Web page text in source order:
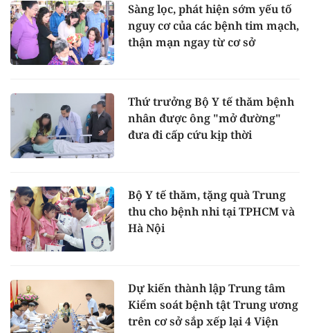
Sàng lọc, phát hiện sớm yếu tố
nguy cơ của các bệnh tim mạch,
thận mạn ngay từ cơ sở
Thứ trưởng Bộ Y tế thăm bệnh
nhân được ông "mở đường"
đưa đi cấp cứu kịp thời
Bộ Y tế thăm, tặng quà Trung
thu cho bệnh nhi tại TPHCM và
Hà Nội
Dự kiến thành lập Trung tâm
Kiểm soát bệnh tật Trung ương
trên cơ sở sắp xếp lại 4 Viện